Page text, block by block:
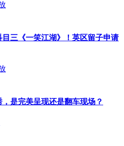
目三《一笑江湖》！英区留子申请
是完美呈现还是翻车现场？